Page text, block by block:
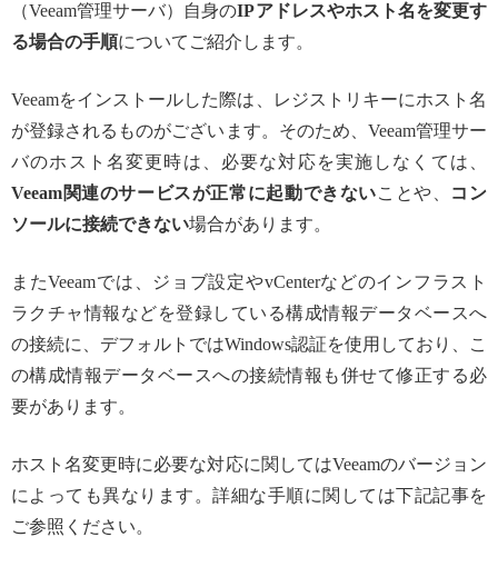
（Veeam管理サーバ）自身のIPアドレスやホスト名を変更す
る場合の手順についてご紹介します。
Veeamをインストールした際は、レジストリキーにホスト名
が登録されるものがございます。そのため、Veeam管理サー
バのホスト名変更時は、必要な対応を実施しなくては、
Veeam関連のサービスが正常に起動できないことや、 コン
ソールに接続できない場合があります。
またVeeamでは、ジョブ設定やvCenterなどのインフラスト
ラクチャ情報などを登録している構成情報データベースへ
の接続に、デフォルトではWindows認証を使用しており、こ
の構成情報データベースへの接続情報も併せて修正する必
要があります。
ホスト名変更時に必要な対応に関してはVeeamのバージョン
によっても異なります。詳細な手順に関しては下記記事を
ご参照ください。